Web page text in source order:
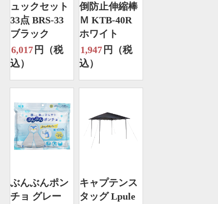
ュックセット
33点 BRS-33
ブラック
6,017 円（税
込）
倒防止伸縮棒
Ｍ KTB-40R
ホワイト
1,947 円（税
込）
ぶんぶんポン
チョ グレー
キャプテンス
タッグ Lpule